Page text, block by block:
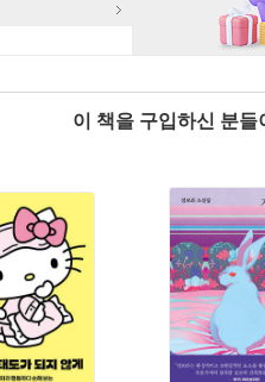
이 책을 구입하신 분